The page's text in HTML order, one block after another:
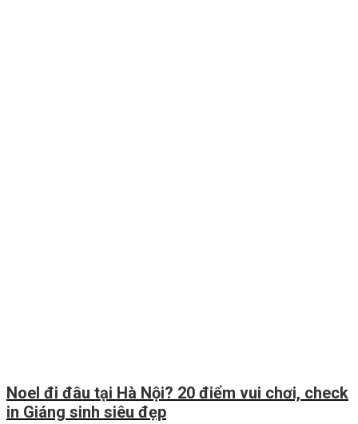
Noel đi đâu tại Hà Nội? 20 điểm vui chơi, check
in Giáng sinh siêu đẹp